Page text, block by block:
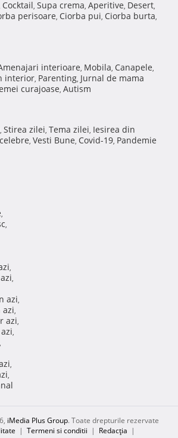
Cocktail, Supa crema, Aperitive, Desert,
perisoare, Ciorba pui, Ciorba burta,
interioare, Mobila, Canapele,
interior, Parenting, Jurnal de mama
curajoase, Autism
, Stirea zilei, Tema zilei, Iesirea din
, Vesti Bune, Covid-19, Pandemie
,
,
,
,
azi,
azi,
azi,
,
,
,
,
iMedia Plus Group. Toate drepturile rezervate
| Termeni si conditii | Redacţia |